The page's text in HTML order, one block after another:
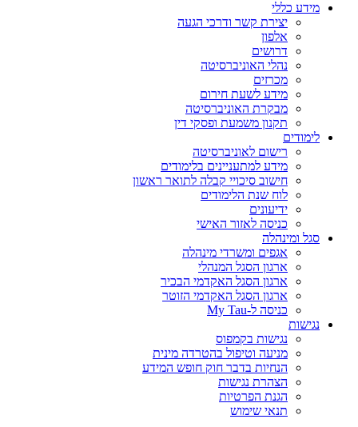
מידע כללי
יצירת קשר ודרכי הגעה
אלפון
דרושים
נהלי האוניברסיטה
מכרזים
מידע לשעת חירום
מבקרת האוניברסיטה
תקנון משמעת ופסקי דין
לימודים
רישום לאוניברסיטה
מידע למתעניינים בלימודים
חישוב סיכויי קבלה לתואר ראשון
לוח שנת הלימודים
ידיעונים
כניסה לאזור האישי
סגל ומינהלה
אגפים ומשרדי מינהלה
ארגון הסגל המנהלי
ארגון הסגל האקדמי הבכיר
ארגון הסגל האקדמי הזוטר
כניסה ל-My Tau
נגישות
נגישות בקמפוס
מניעה וטיפול בהטרדה מינית
הנחיות בדבר חוק חופש המידע
הצהרת נגישות
הגנת הפרטיות
תנאי שימוש